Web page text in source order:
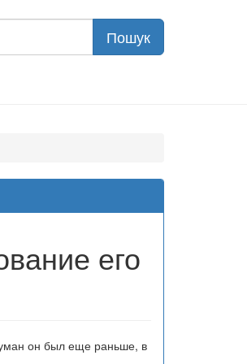
его
он был еще раньше, в